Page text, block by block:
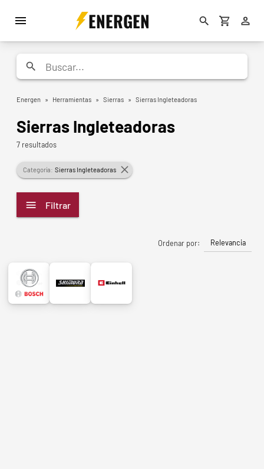
ENERGEN
Energen » Herramientas » Sierras » Sierras Ingleteadoras
Sierras Ingleteadoras
7 resultados
Categoría: Sierras Ingleteadoras
Filtrar
Ordenar por: Relevancia